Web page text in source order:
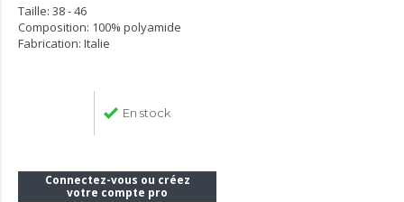
Taille: 38 - 46
Composition: 100% polyamide
Fabrication: Italie
En stock
Connectez-vous ou créez
votre compte pro